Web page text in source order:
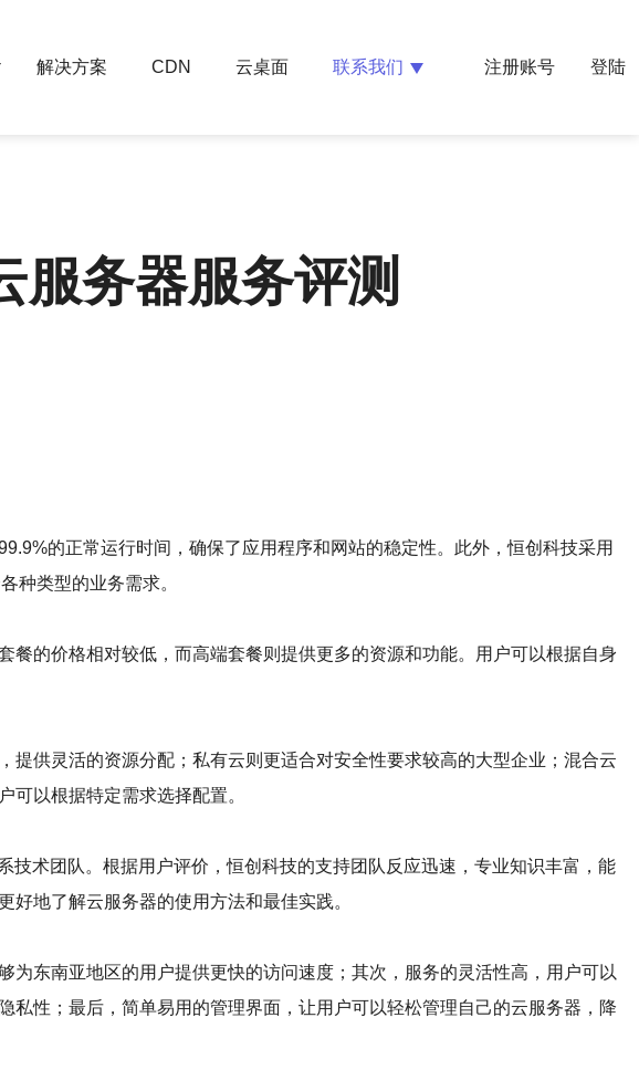
解决方案 CDN 云桌面 联系我们 注册账号 登陆
服务器服务评测
的正常运行时间，确保了应用程序和网站的稳定性。此外，恒创科技采用
种类型的业务需求。
的价格相对较低，而高端套餐则提供更多的资源和功能。用户可以根据自身
供灵活的资源分配；私有云则更适合对安全性要求较高的大型企业；混合云
以根据特定需求选择配置。
术团队。根据用户评价，恒创科技的支持团队反应迅速，专业知识丰富，能
地了解云服务器的使用方法和最佳实践。
东南亚地区的用户提供更快的访问速度；其次，服务的灵活性高，用户可以
性；最后，简单易用的管理界面，让用户可以轻松管理自己的云服务器，降